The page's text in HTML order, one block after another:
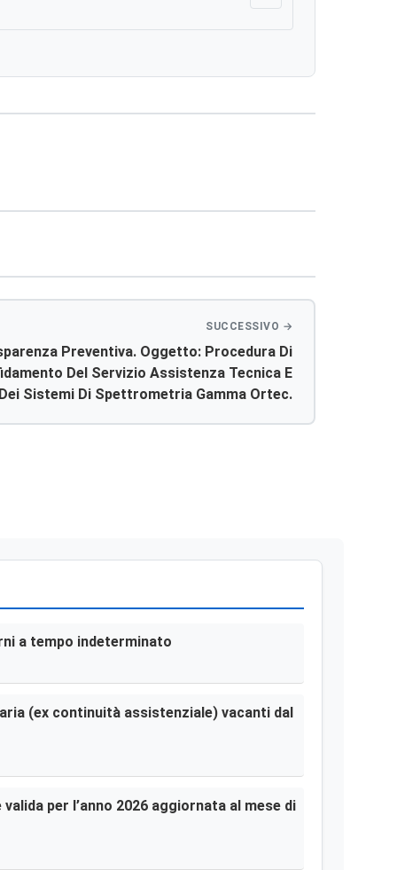
Scarica
Preventiva. Oggetto: Procedura Di
Del Servizio Assistenza Tecnica E
Sistemi Di Spettrometria Gamma Ortec.
a tempo indeterminato
(ex continuità assistenziale) vacanti dal
per l’anno 2026 aggiornata al mese di